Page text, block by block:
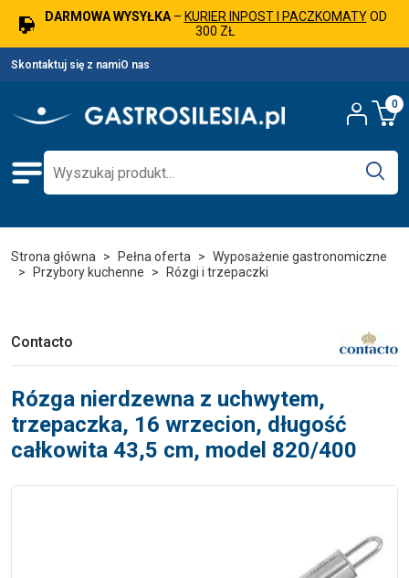
DARMOWA WYSYŁKA– KURIER INPOST I PACZKOMATYOD
300 ZŁ
Skontaktuj się z namiO nas
0
Strona główna Pełna oferta
Wyposażenie gastronomiczne
Przybory kuchenne
Rózgi i trzepaczki
Contacto
Rózga nierdzewna z uchwytem,
trzepaczka, 16 wrzecion, długość
całkowita 43,5 cm, model 820/400